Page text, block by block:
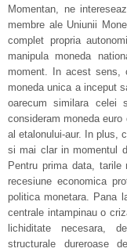
Momentan, ne
membre ale Uniunii
complet propria
manipula moneda
moment. In acest sens,
moneda unica a inceput
oarecum similara celei
consideram moneda
al etalonului-aur. In plus,
si mai clar in momentul
Pentru prima data,
recesiune economica
politica monetara. Pana
centrale intampinau o
lichiditate necesara,
structurale dureroase